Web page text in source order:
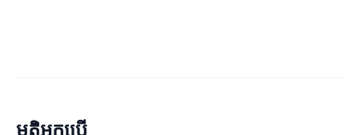
មតិអ្នកប្រើ